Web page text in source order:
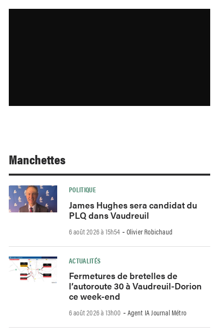
Manchettes
POLITIQUE
James Hughes sera candidat du
PLQ dans Vaudreuil
6 août 2026 à 15h54 - Olivier Robichaud
ACTUALITÉS
Fermetures de bretelles de
l’autoroute 30 à Vaudreuil-Dorion
ce week-end
6 août 2026 à 13h00 - Agent IA Journal Métro